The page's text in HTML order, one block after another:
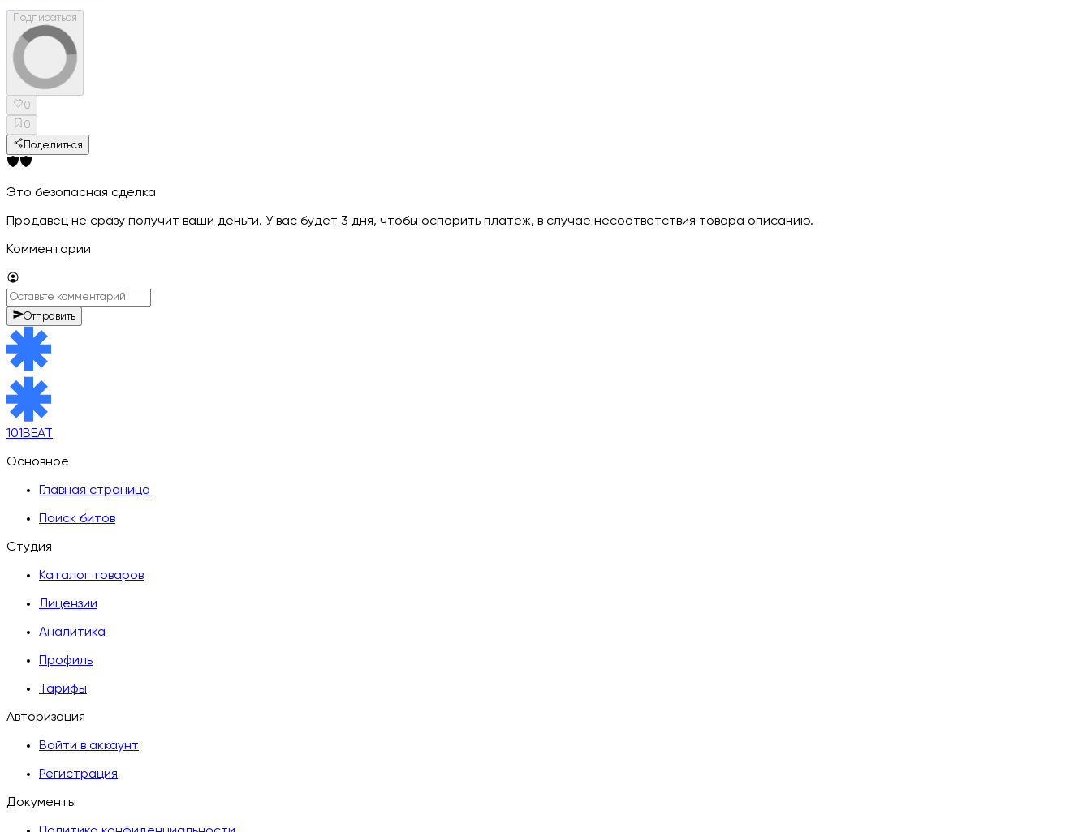
Подписаться
0
0
Поделиться
Это безопасная сделка
Продавец не сразу получит ваши деньги. У вас будет 3 дня, чтобы оспорить платеж, в случае несоответствия товара описанию.
Комментарии
Отправить
101BEAT
Основное
Главная страница
Поиск битов
Студия
Каталог товаров
Лицензии
Аналитика
Профиль
Тарифы
Авторизация
Войти в аккаунт
Регистрация
Документы